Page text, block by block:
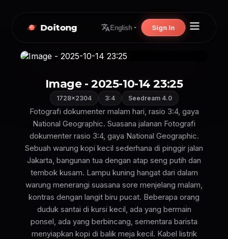
Doitong English Sign In
Image - 2025-10-14 23:25
1728×2304 3:4 Seedream 4.0
Fotografi dokumenter malam hari, rasio 3:4, gaya
National Geographic. Suasana jalanan Fotografi
dokumenter rasio 3:4, gaya National Geographic.
Sebuah warung kopi kecil sederhana di pinggir jalan
Jakarta, bangunan tua dengan atap seng putih dan
tembok kusam. Lampu kuning hangat dari dalam
warung menerangi suasana sore menjelang malam,
kontras dengan langit biru pucat. Beberapa orang
duduk santai di kursi kecil, ada yang bermain
ponsel, ada yang berbincang, sementara barista
menyiapkan kopi di balik meja kecil. Kabel listrik